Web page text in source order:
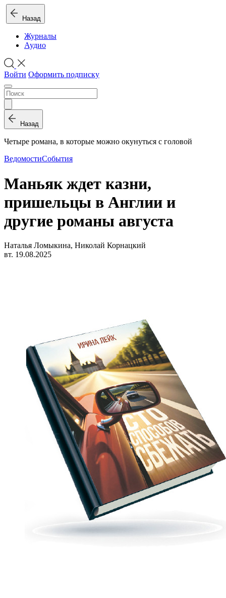
Назад
Журналы
Аудио
Войти Оформить подписку
Назад
Четыре романа, в которые можно окунуться с головой
ВедомостиСобытия
Маньяк ждет казни,
пришельцы в Англии и
другие романы августа
Наталья Ломыкина, Николай Корнацкий
вт. 19.08.2025